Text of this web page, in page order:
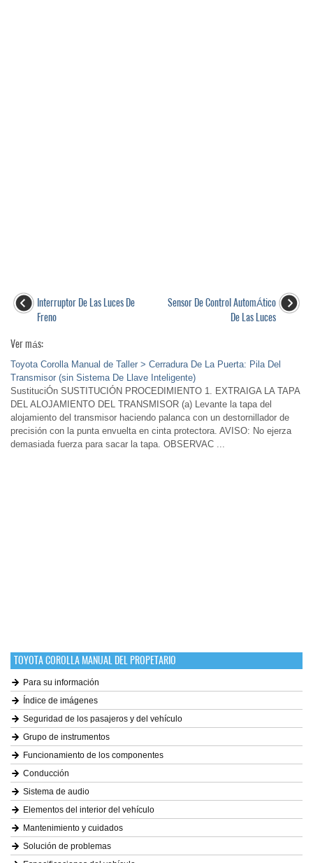
Interruptor De Las Luces De
Freno
Sensor De Control AutomÁtico
De Las Luces
Ver más:
Toyota Corolla Manual de Taller > Cerradura De La Puerta: Pila Del
Transmisor (sin Sistema De Llave Inteligente)
SustituciÓn SUSTITUCIÓN PROCEDIMIENTO 1. EXTRAIGA LA TAPA
DEL ALOJAMIENTO DEL TRANSMISOR (a) Levante la tapa del
alojamiento del transmisor haciendo palanca con un destornillador de
precisión con la punta envuelta en cinta protectora. AVISO: No ejerza
demasiada fuerza para sacar la tapa. OBSERVAC ...
TOYOTA COROLLA MANUAL DEL PROPETARIO
Para su información
Índice de imágenes
Seguridad de los pasajeros y del vehículo
Grupo de instrumentos
Funcionamiento de los componentes
Conducción
Sistema de audio
Elementos del interior del vehículo
Mantenimiento y cuidados
Solución de problemas